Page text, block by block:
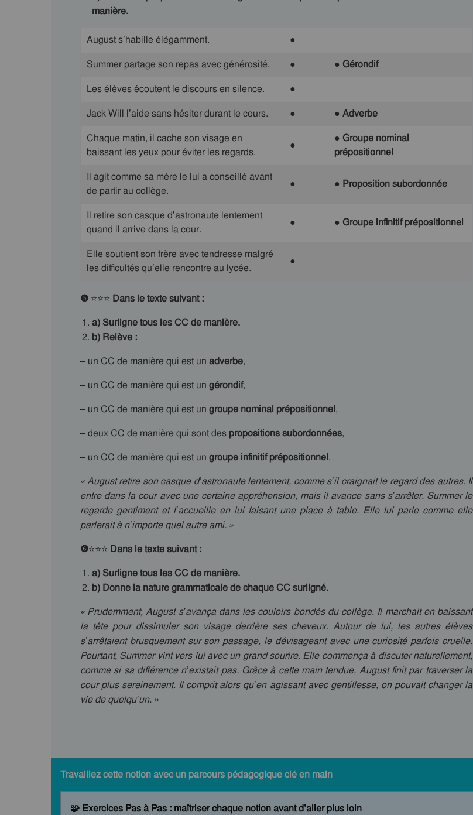
manière.
August s’habille élégamment.
●
Summer partage son repas avec générosité.
●
● Gérondif
Les élèves écoutent le discours en silence.
●
Jack Will l’aide sans hésiter durant le cours.
●
● Adverbe
Chaque matin, il cache son visage en
baissant les yeux pour éviter les regards.
●
● Groupe nominal
prépositionnel
Il agit comme sa mère le lui a conseillé avant
de partir au collège.
● ● Proposition subordonnée
Il retire son casque d’astronaute lentement
quand il arrive dans la cour.
● ● Groupe infinitif prépositionnel
Elle soutient son frère avec tendresse malgré
les difficultés qu’elle rencontre au lycée.
●
❺ ⭐⭐⭐ Dans le texte suivant :
a) Surligne tous les CC de manière.
b) Relève :
– un CC de manière qui est un adverbe,
– un CC de manière qui est un gérondif,
– un CC de manière qui est un groupe nominal prépositionnel,
– deux CC de manière qui sont des propositions subordonnées,
– un CC de manière qui est un groupe infinitif prépositionnel.
« August retire son casque d’astronaute lentement, comme s’il craignait le regard des autres. Il
entre dans la cour avec une certaine appréhension, mais il avance sans s’arrêter. Summer le
regarde gentiment et l’accueille en lui faisant une place à table. Elle lui parle comme elle
parlerait à n’importe quel autre ami. »
❻⭐⭐⭐ Dans le texte suivant :
a) Surligne tous les CC de manière.
b) Donne la nature grammaticale de chaque CC surligné.
« Prudemment, August s’avança dans les couloirs bondés du collège. Il marchait en baissant
la tête pour dissimuler son visage derrière ses cheveux. Autour de lui, les autres élèves
s’arrêtaient brusquement sur son passage, le dévisageant avec une curiosité parfois cruelle.
Pourtant, Summer vint vers lui avec un grand sourire. Elle commença à discuter naturellement,
comme si sa différence n’existait pas. Grâce à cette main tendue, August finit par traverser la
cour plus sereinement. Il comprit alors qu’en agissant avec gentillesse, on pouvait changer la
vie de quelqu’un. »
Travaillez cette notion avec un parcours pédagogique clé en main
🧩 Exercices Pas à Pas : maîtriser chaque notion avant d’aller plus loin